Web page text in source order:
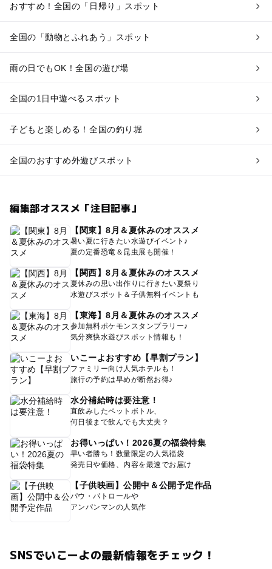
おすすめ！全国の「日帰り」スポット
全国の「動物とふれあう」スポット
雨の日でもOK！全国の遊び場
全国の1日中遊べるスポット
子どもと楽しめる！全国の釣り堀
全国のおすすめ外遊びスポット
編集部オススメ「注目記事」
【関東】8月＆夏休みのオススメ
暑い夏に行きたい水遊びイベント♪
夏の定番恐竜＆昆虫展も開催！
【関西】8月＆夏休みのオススメ
夏休みの思い出作りに行きたい夏祭り
水遊びスポット＆子供無料イベントも
【東海】8月＆夏休みのオススメ
参加無料ポケモンスタンプラリー♪
気分爽快水遊びスポット情報も！
いこーよおすすめ【早割プラン】
ファミリー向け人気ホテルも！
旅行の予約は早めが断然お得♪
水分補給時は要注意！
直飲みしたペットボトル、
何日後まで飲んでも大丈夫？
お得いっぱい！2026夏の福袋特集
早い者勝ち！数量限定の人気福袋
発売日や価格、内容を最速でお届け
【子供映画】公開中＆公開予定作品
パウ・パトロールや
アンパンマンの人気作
SNSでいこーよの最新情報をチェック！